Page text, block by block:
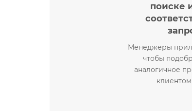
поиске
Менеджеры
чтобы
аналогичное